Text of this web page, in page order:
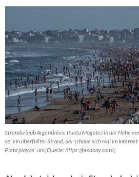
Strandurlaub Argentinien: Punta Mogotes in der Nähe
sei ein überfüllter Strand, der schaue sich mal im
Plata playas“ um [Quelle: https://pixabay.com/]